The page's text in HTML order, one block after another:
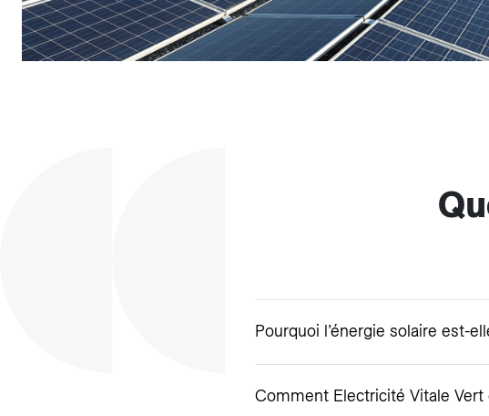
Pourquoi l’énergie solaire est-
Comment Electricité Vitale